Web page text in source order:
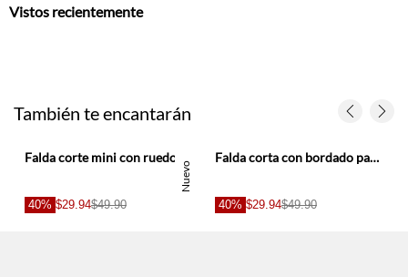
Vistos recientemente
También te encantarán
Nuevo
Falda corte mini con ruedo curvo estilo tenis en lino blanco para mujer
40% $29.94$49.90
Falda corta con bordado para mujer
40% $29.94$49.90